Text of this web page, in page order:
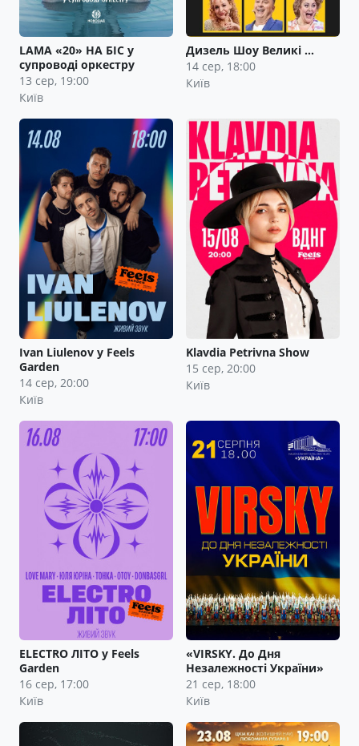
LAMA «20» НА БІС у
супроводі оркестру
13 сер, 19:00
Київ
Дизель Шоу Великі …
14 сер, 18:00
Київ
Ivan Liulenov у Feels
Garden
14 сер, 20:00
Київ
Klavdia Petrivna Show
15 сер, 20:00
Київ
ELECTRO ЛІТО у Feels
Garden
16 сер, 17:00
Київ
«VIRSKY. До Дня
Незалежності України»
21 сер, 18:00
Київ